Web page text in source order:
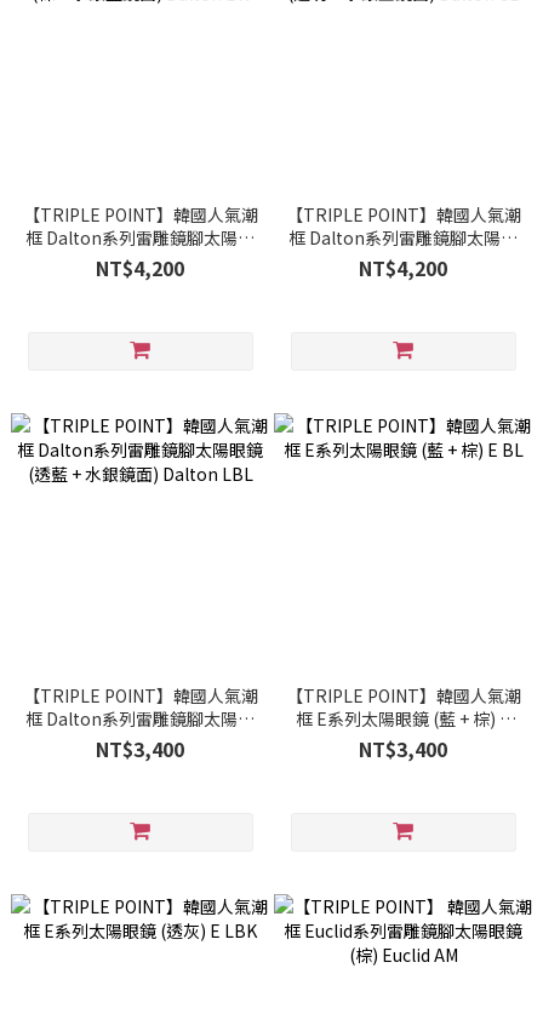
【TRIPLE POINT】韓國人氣潮
框 Dalton系列雷雕鏡腳太陽眼
鏡 (棕 + 水銀藍鏡面) Dalton
BN
NT$4,200
【TRIPLE POINT】韓國人氣潮
框 Dalton系列雷雕鏡腳太陽眼
鏡 (透明 + 水銀金鏡面) Dalton
CL
NT$4,200
【TRIPLE POINT】韓國人氣潮
框 Dalton系列雷雕鏡腳太陽眼
鏡 (透藍 + 水銀鏡面) Dalton
LBL
NT$3,400
【TRIPLE POINT】韓國人氣潮
框 E系列太陽眼鏡 (藍 + 棕) E
BL
NT$3,400